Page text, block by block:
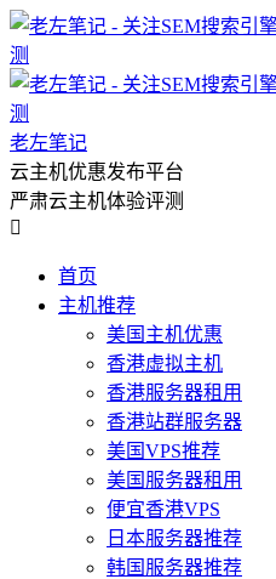
老左笔记
云主机优惠发布平台
严肃云主机体验评测

首页
主机推荐
美国主机优惠
香港虚拟主机
香港服务器租用
香港站群服务器
美国VPS推荐
美国服务器租用
便宜香港VPS
日本服务器推荐
韩国服务器推荐